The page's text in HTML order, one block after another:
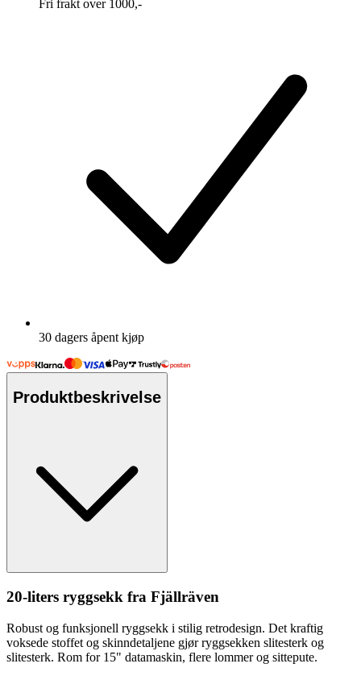
Fri frakt over 1000,-
30 dagers åpent kjøp
Produktbeskrivelse
20-liters ryggsekk fra Fjällräven
Robust og funksjonell ryggsekk i stilig retrodesign. Det kraftig
voksede stoffet og skinndetaljene gjør ryggsekken slitesterk og
slitesterk. Rom for 15" datamaskin, flere lommer og sittepute.